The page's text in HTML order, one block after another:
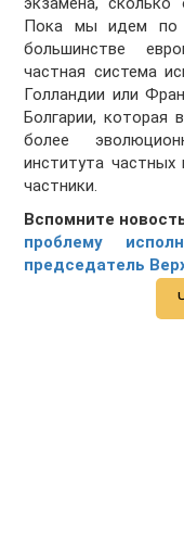
Пока мы идем по
большинстве
частная система
Голландии или
Болгарии, которая
более
института
частники.
Вспомните
проблему
председатель